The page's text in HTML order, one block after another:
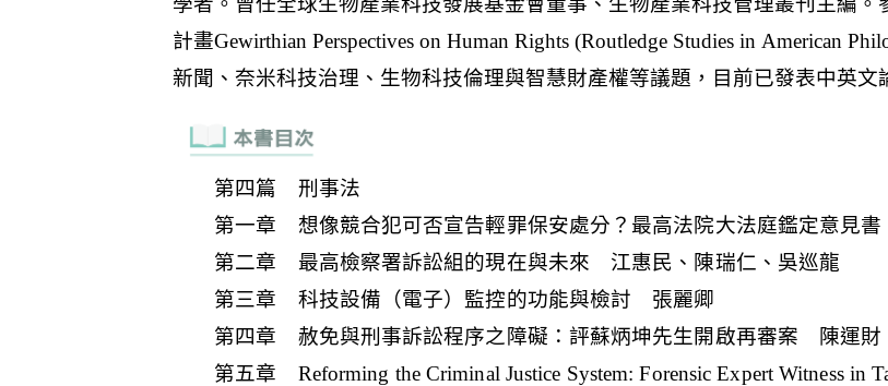
第四篇 刑事法
第一章 想像競合犯可否宣告輕罪保安處分？最高法院大法庭鑑定意見
第二章 最高檢察署訴訟組的現在與未來 江惠民、陳瑞仁、吳巡龍
第三章 科技設備（電子）監控的功能與檢討 張麗卿
第四章 赦免與刑事訴訟程序之障礙：評蘇炳坤先生開啟再審案 陳運財
第五章 Reforming the Criminal Justice System: Forensic Expert Witness in